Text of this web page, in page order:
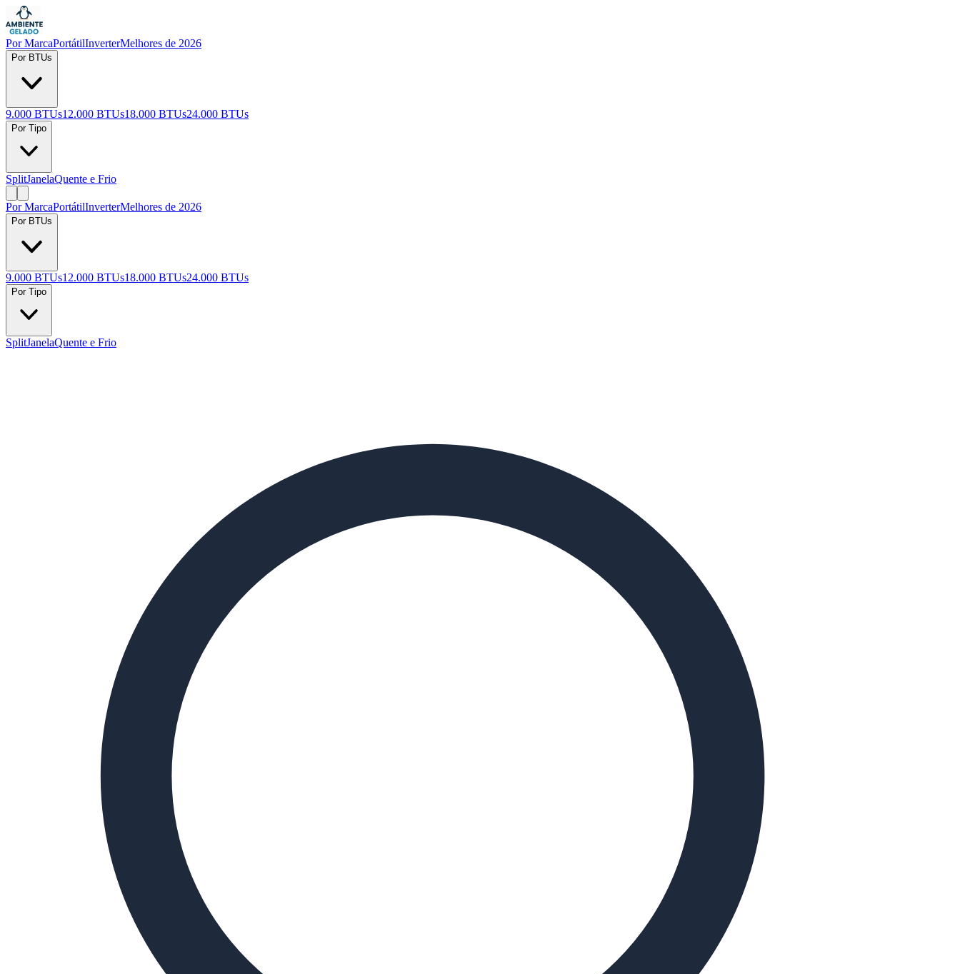
Por MarcaPortátilInverterMelhores de 2026
Por BTUs
9.000 BTUs12.000 BTUs18.000 BTUs24.000 BTUs
Por Tipo
SplitJanelaQuente e Frio
Por MarcaPortátilInverterMelhores de 2026
Por BTUs
9.000 BTUs12.000 BTUs18.000 BTUs24.000 BTUs
Por Tipo
SplitJanelaQuente e Frio